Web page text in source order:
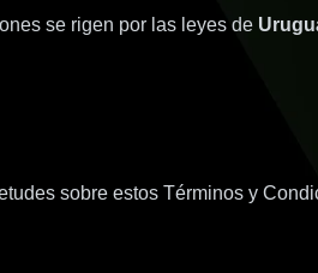
se rigen por las leyes de
sobre estos Términos y